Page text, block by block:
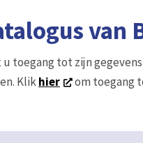
van
toegang tot zijn
Klikhier om toegang